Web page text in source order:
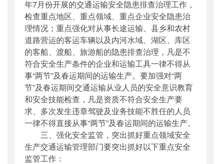
年7月份开展的交通运输安全隐患排查治理工作，
检查重点地区、重点领域、重点企业安全隐患治
理情况；重点强化对从事长途运输、县乡和农村
道路营运的客运车辆以及内河水域、湖区、库区
的客船、渡船、旅游船的隐患排查治理，凡是不
符合安全生产条件的企业和运输工具一律不得从
事“两节”及春运期间的运输生产。要加强对“两
节”及春运期间交通运输从业人员的安全意识教育
和安全技能检查，凡是资质不符合安全生产要
求、多次发生违章驾驶及业务技能不胜任的人员
一律不得直接从事“两节”及春运期间的运输生产。
三、强化安全监管，突出抓好重点领域安全
生产交通运输管理部门要突出抓好以下重点安全
监管工作：